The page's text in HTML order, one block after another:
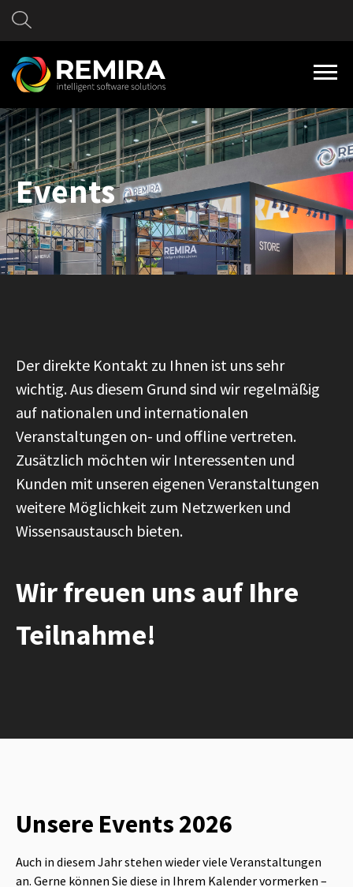
Events
Der direkte Kontakt zu Ihnen ist uns sehr
wichtig. Aus diesem Grund sind wir regelmäßig
auf nationalen und internationalen
Veranstaltungen on- und offline vertreten.
Zusätzlich möchten wir Interessenten und
Kunden mit unseren eigenen Veranstaltungen
weitere Möglichkeit zum Netzwerken und
Wissensaustausch bieten.
Wir freuen uns auf Ihre
Teilnahme!
Unsere Events 2026
Auch in diesem Jahr stehen wieder viele Veranstaltungen
an. Gerne können Sie diese in Ihrem Kalender vormerken –